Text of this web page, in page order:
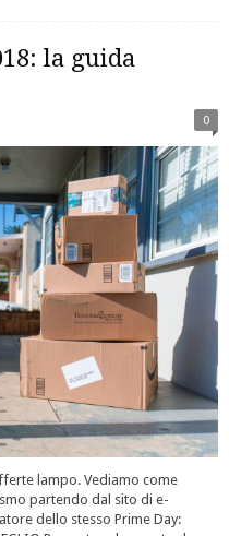
la guida
0
lampo. Vediamo come
partendo dal sito di e-
dello stesso Prime Day: